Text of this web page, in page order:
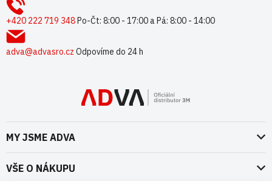
+420 222 719 348Po-Čt: 8:00 - 17:00 a Pá: 8:00 - 14:00
adva@advasro.cz Odpovíme do 24 h
MY JSME ADVA
O nás
VŠE O NÁKUPU